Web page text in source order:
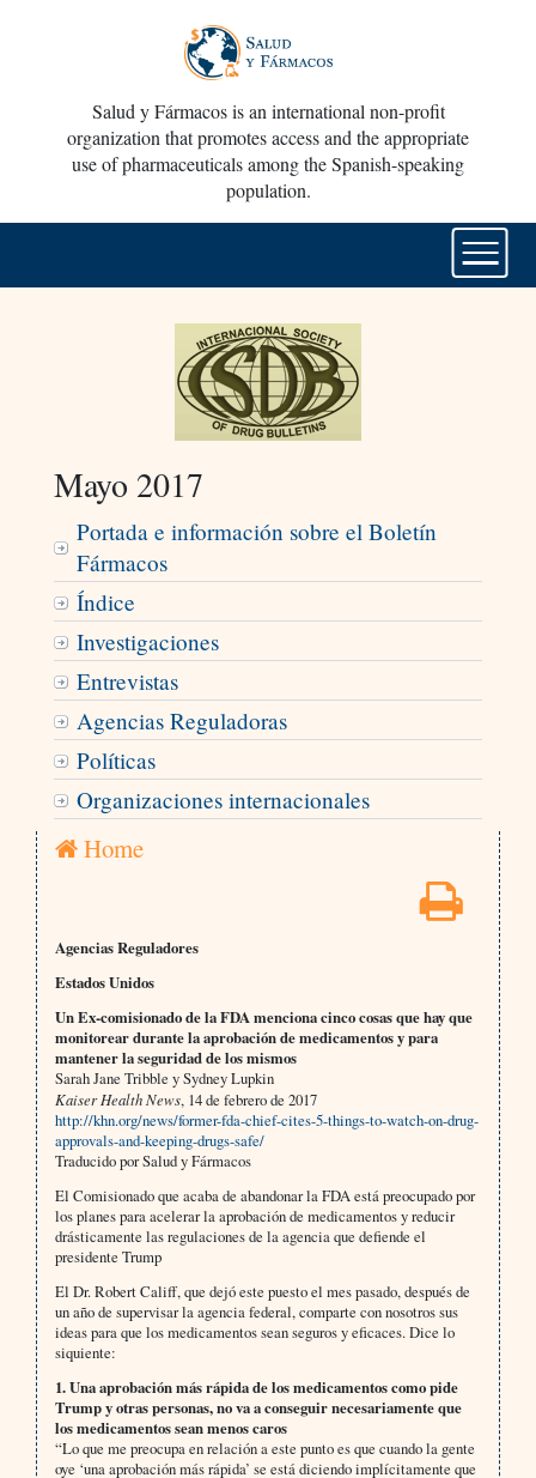
Salud y Fármacos is an international non-profit
organization that promotes access and the appropriate
use of pharmaceuticals among the Spanish-speaking
population.
Mayo 2017
Portada e información sobre el Boletín
Fármacos
Índice
Investigaciones
Entrevistas
Agencias Reguladoras
Políticas
Organizaciones internacionales
Home
Agencias Reguladores
Estados Unidos
Un Ex-comisionado de la FDA menciona cinco cosas que hay que
monitorear durante la aprobación de medicamentos y para
mantener la seguridad de los mismos
Sarah Jane Tribble y Sydney Lupkin
Kaiser Health News, 14 de febrero de 2017
http://khn.org/news/former-fda-chief-cites-5-things-to-watch-on-drug-
approvals-and-keeping-drugs-safe/
Traducido por Salud y Fármacos
El Comisionado que acaba de abandonar la FDA está preocupado por
los planes para acelerar la aprobación de medicamentos y reducir
drásticamente las regulaciones de la agencia que defiende el
presidente Trump
El Dr. Robert Califf, que dejó este puesto el mes pasado, después de
un año de supervisar la agencia federal, comparte con nosotros sus
ideas para que los medicamentos sean seguros y eficaces. Dice lo
siquiente:
1. Una aprobación más rápida de los medicamentos como pide
Trump y otras personas, no va a conseguir necesariamente que
los medicamentos sean menos caros
“Lo que me preocupa en relación a este punto es que cuando la gente
oye ‘una aprobación más rápida’ se está diciendo implícitamente que